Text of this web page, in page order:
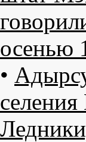
осенью
•